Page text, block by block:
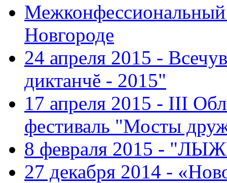
Новгороде
24 апреля 2015 -
диктанчĕ - 2015"
17 апреля 2015 - III
фестиваль "Мосты
8 февраля 2015 -
27 декабря 2014 -